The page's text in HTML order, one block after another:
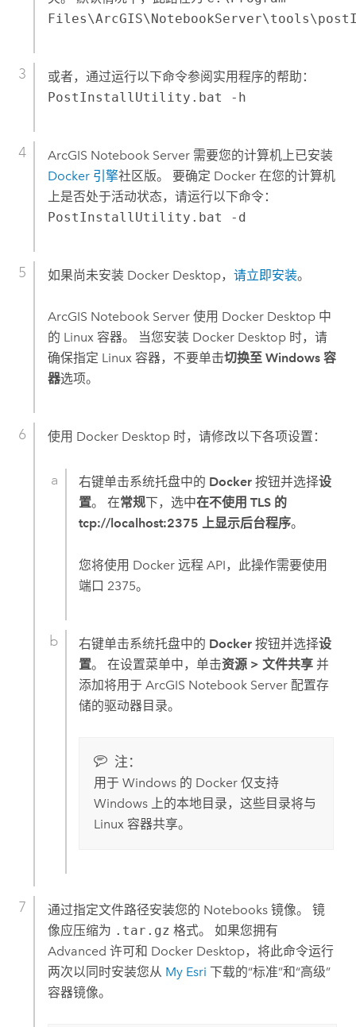
或者，通过运行以下命令参阅实用程序的帮助：
PostInstallUtility.bat -h
ArcGIS Notebook Server需要您的计算机上已安装
Docker 引擎社区版。 要确定 Docker在您的计算机
上是否处于活动状态，请运行以下命令：
PostInstallUtility.bat -d
如果尚未安装 Docker Desktop， 请立即安装。
ArcGIS Notebook Server使用 Docker Desktop中
的 Linux容器。 当您安装 Docker Desktop时，请
确保指定 Linux容器，不要单击切换至 Windows 容
器选项。
使用 Docker Desktop时，请修改以下各项设置：
右键单击系统托盘中的 Docker 按钮并选择设
置。 在常规下，选中在不使用 TLS 的
tcp://localhost:2375 上显示后台程序。
您将使用 Docker 远程 API，此操作需要使用
端口 2375。
右键单击系统托盘中的 Docker 按钮并选择设
置。 在设置菜单中，单击资源 > 文件共享 并
添加将用于ArcGIS Notebook Server 配置存
储的驱动器目录。
注：
用于 Windows的 Docker仅支持
Windows上的本地目录，这些目录将与
Linux容器共享。
通过指定文件路径安装您的 Notebooks镜像。 镜
像应压缩为 .tar.gz 格式。 如果您拥有
Advanced 许可和 Docker Desktop，将此命令运行
两次以同时安装您从 My Esri 下载的“标准”和“高级”
容器镜像。